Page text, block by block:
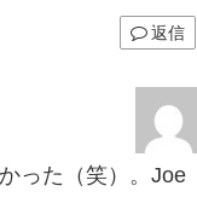
返信
った（笑）。Joe